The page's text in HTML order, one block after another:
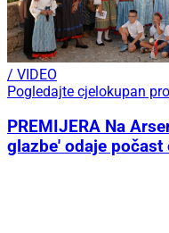
/ VIDEO
Pogledajte cjelokupan
PREMIJERA Na
glazbe' odaje